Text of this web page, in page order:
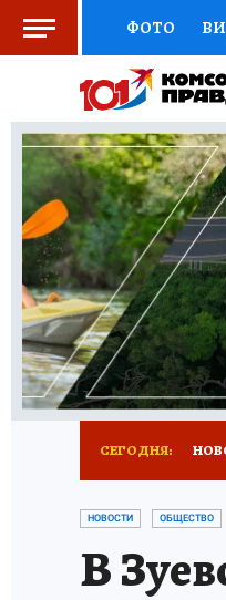
ФОТО
ВЫБОР
КНИЖНАЯ
ПРЕСС-
РАДИО КП
СЕГОДНЯ:
НОВОСТИ ОБЩЕСТВО
В